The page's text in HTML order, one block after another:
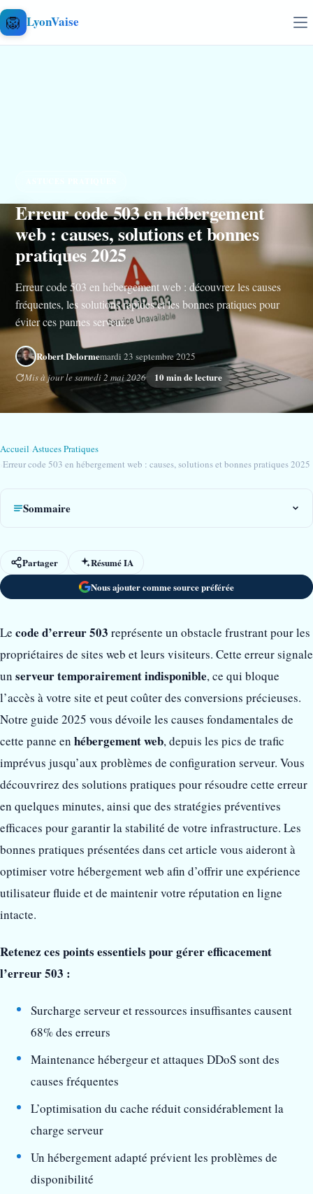
Aller au contenu
🦁 LyonVaise
Erreur code 503 en hébergement
web : causes, solutions et bonnes
pratiques 2025
Erreur code 503 en hébergement web : découvrez les causes
fréquentes, les solutions rapides et les bonnes pratiques pour
éviter ces pannes serveur.
Robert Delormemardi 23 septembre 2025
Mis à jour le samedi 2 mai 2026
10 min de lecture
Accueil Astuces Pratiques
Erreur code 503 en hébergement web : causes, solutions et bonnes pratiques 2025
Sommaire
Partager
Résumé IA
Nous ajouter comme source préférée
Le code d’erreur 503 représente un obstacle frustrant pour les
propriétaires de sites web et leurs visiteurs. Cette erreur signale
un serveur temporairement indisponible, ce qui bloque
l’accès à votre site et peut coûter des conversions précieuses.
Notre guide 2025 vous dévoile les causes fondamentales de
cette panne en hébergement web, depuis les pics de trafic
imprévus jusqu’aux problèmes de configuration serveur. Vous
découvrirez des solutions pratiques pour résoudre cette erreur
en quelques minutes, ainsi que des stratégies préventives
efficaces pour garantir la stabilité de votre infrastructure. Les
bonnes pratiques présentées dans cet article vous aideront à
optimiser votre hébergement web afin d’offrir une expérience
utilisateur fluide et de maintenir votre réputation en ligne
intacte.
Retenez ces points essentiels pour gérer efficacement
l’erreur 503 :
Surcharge serveur et ressources insuffisantes causent
68% des erreurs
Maintenance hébergeur et attaques DDoS sont des
causes fréquentes
L’optimisation du cache réduit considérablement la
charge serveur
Un hébergement adapté prévient les problèmes de
disponibilité